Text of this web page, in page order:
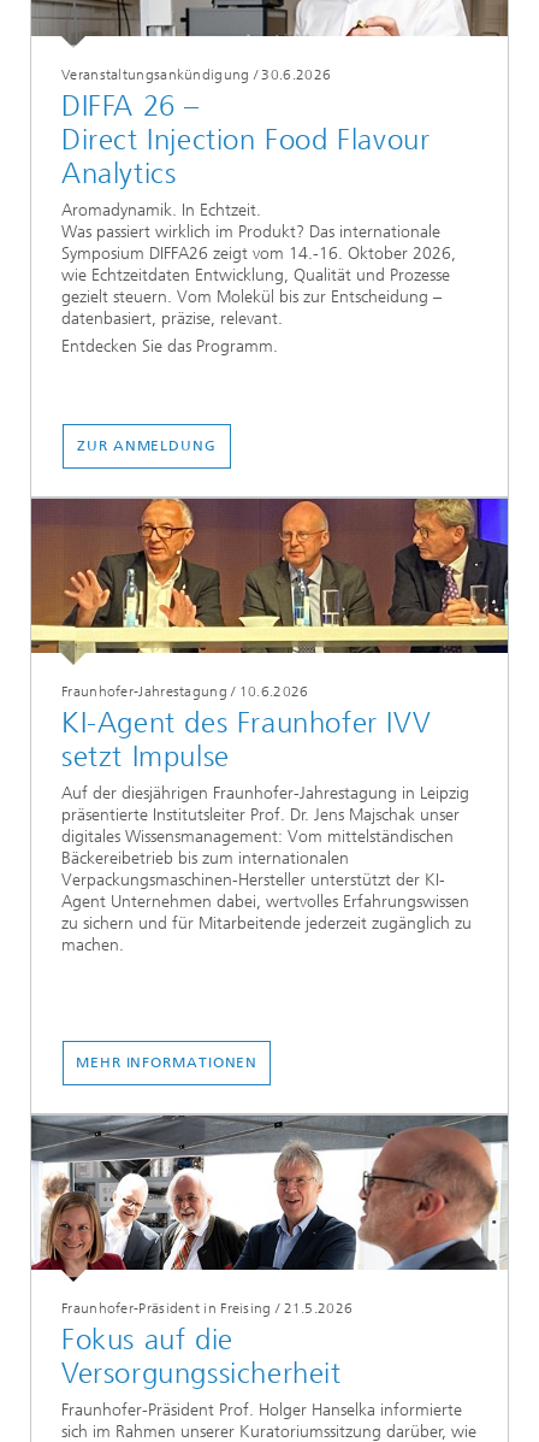
Veranstaltungsankündigung /30.6.2026
DIFFA 26 –
Direct Injection Food Flavour
Analytics
Aromadynamik. In Echtzeit.
Was passiert wirklich im Produkt? Das internationale
Symposium DIFFA26 zeigt vom 14.-16. Oktober 2026,
wie Echtzeitdaten Entwicklung, Qualität und Prozesse
gezielt steuern. Vom Molekül bis zur Entscheidung –
datenbasiert, präzise, relevant.
Entdecken Sie das Programm.
ZUR ANMELDUNG
Fraunhofer-Jahrestagung / 10.6.2026
KI-Agent des Fraunhofer IVV
setzt Impulse
Auf der diesjährigen Fraunhofer-Jahrestagung in Leipzig
präsentierte Institutsleiter Prof. Dr. Jens Majschak unser
digitales Wissensmanagement: Vom mittelständischen
Bäckereibetrieb bis zum internationalen
Verpackungsmaschinen-Hersteller unterstützt der KI-
Agent Unternehmen dabei, wertvolles Erfahrungswissen
zu sichern und für Mitarbeitende jederzeit zugänglich zu
machen.
MEHR INFORMATIONEN
Fraunhofer-Präsident in Freising / 21.5.2026
Fokus auf die
Versorgungssicherheit
Fraunhofer-Präsident Prof. Holger Hanselka informierte
sich im Rahmen unserer Kuratoriumssitzung darüber, wie